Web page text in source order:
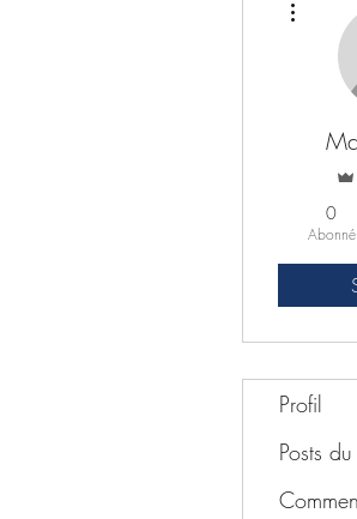
0
Abonné
Profil
Posts